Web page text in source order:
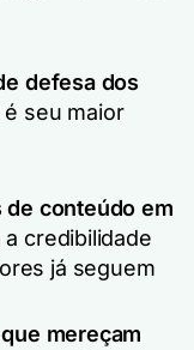
defesa dos
seu maior
de conteúdo em
credibilidade
já seguem
mereçam